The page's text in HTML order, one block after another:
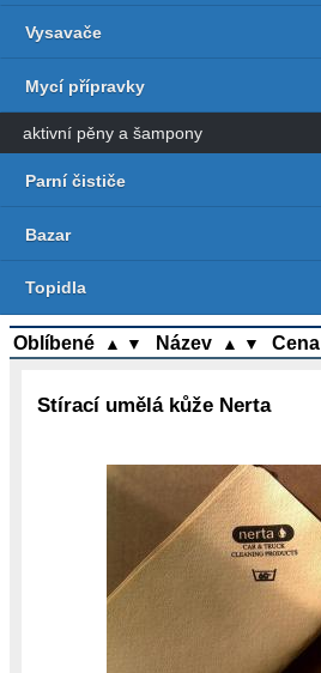
Vysavače
Mycí přípravky
aktivní pěny a šampony
Parní čističe
Bazar
Topidla
Oblíbené ▲ ▼ Název ▲ ▼ Cena
Stírací umělá kůže Nerta